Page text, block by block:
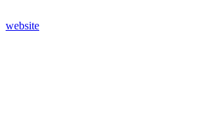
website